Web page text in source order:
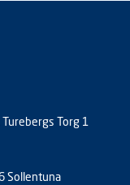
Torg 1
Sollentuna